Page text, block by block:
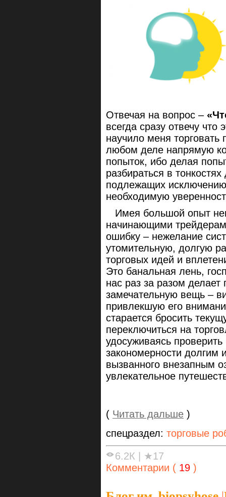
Отвечая на вопрос –
всегда сразу отвечу что
научило меня торговать
любом деле напрямую
попыток, ибо делая
разбираться в
подлежащих
необходимую
Имея большой опыт
начинающими
ошибку – нежелание
утомительную, долгую
торговых идей и
Это банальная лень,
нас раз за разом
замечательную вещь –
привлекшую его
старается бросить
переключиться на
удосуживаясь проверить
закономерности долгим
вызванного внезапным
увлекательное
( Читать дальше )
спецраздел: торговые
6.2К
★17
Комментарии ( 19 )